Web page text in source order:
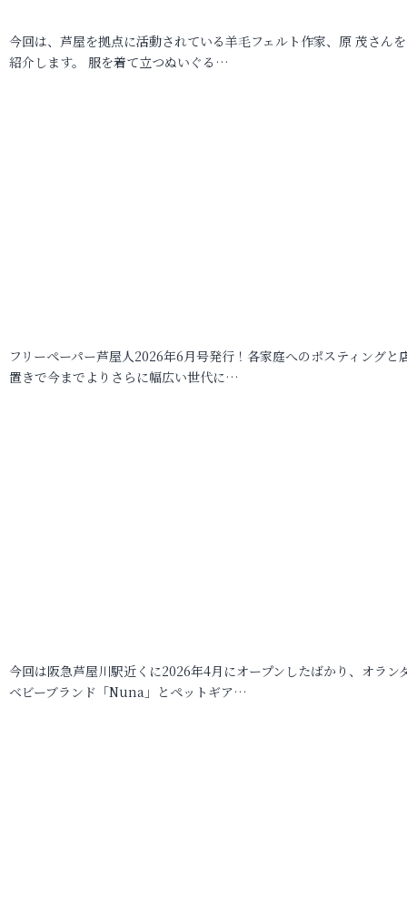
今回は、芦屋を拠点に活動されている羊毛フェルト作家、原 茂さん
紹介します。 服を着て立つぬいぐる…
フリーペーパー芦屋人2026年6月号発行！各家庭へのポスティングと
置きで今までよりさらに幅広い世代に…
今回は阪急芦屋川駅近くに2026年4月にオープンしたばかり、オラン
ベビーブランド「Nuna」とペットギア…